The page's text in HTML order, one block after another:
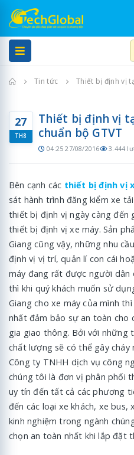
Trang chủ
Tin tức Thiết bị định vị
27
TH8
Thiết bị định vị
chuẩn bộ GTVT
04:25 27/08/2016 3.444
Bên cạnh các thiết bị định vị
sát hành trình đăng kiểm xe
thiết bị định vị ngày càng đến
thiết bị định vị xe máy. Sản
Giang cũng vậy, những nhu
định vị vị trí, quản lí con cái
máy đang rất được người dân
thì khi quý khách muốn sử
Giang cho xe máy của mình
nhất đảm bảo sự an toàn cho
gia giao thông. Bởi với những
chất lượng sẽ có thể gây cháy
Công ty TNHH dịch vụ công
chúng tôi là đơn vị phân phối
uy tín đến tất cả các phương
đến các loại xe khách, xe bus,
kinh nghiệm trong ngành
chọn an toàn nhất khi lắp đặt